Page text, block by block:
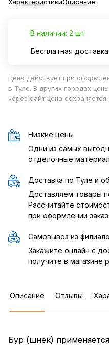
ХарактеристикиОписание
В наличии: 2 шт
Бесплатная
Цена действует при
в Туле. В других городах
через сайт цена
Низкие цены
Одни из самых
отделочные
Доставка по Туле и
Доставляем товары
Рассчитайте
при оформлении
Самовывоз из
Закажите онлайн с
получите в магазине
Описание Отзывы
Бур (шнек)